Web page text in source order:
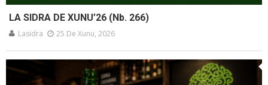
LA SIDRA DE XUNU’26 (Nb. 266)
Lasidra 25 De Xunu, 2026